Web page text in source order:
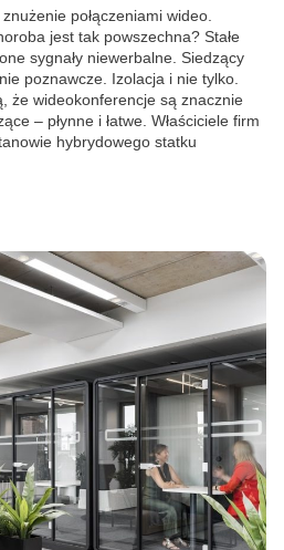
połączeniami wideo.
jest tak powszechna? Stałe
sygnały niewerbalne. Siedzący
poznawcze. Izolacja i nie tylko.
że wideokonferencje są znacznie
– płynne i łatwe. Właściciele firm
hybrydowego statku